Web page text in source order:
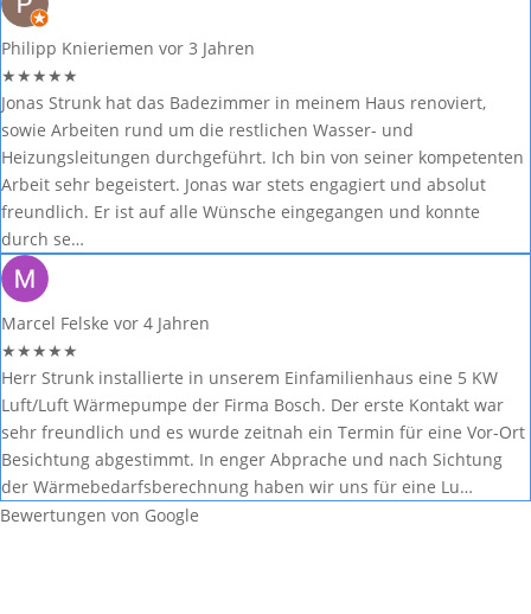
Philipp Knieriemen vor 3 Jahren
★★★★★
Jonas Strunk hat das Badezimmer in meinem Haus renoviert,
sowie Arbeiten rund um die restlichen Wasser- und
Heizungsleitungen durchgeführt. Ich bin von seiner kompetenten
Arbeit sehr begeistert. Jonas war stets engagiert und absolut
freundlich. Er ist auf alle Wünsche eingegangen und konnte
durch se…
Marcel Felske vor 4 Jahren
★★★★★
Herr Strunk installierte in unserem Einfamilienhaus eine 5 KW
Luft/Luft Wärmepumpe der Firma Bosch. Der erste Kontakt war
sehr freundlich und es wurde zeitnah ein Termin für eine Vor-Ort
Besichtung abgestimmt. In enger Abprache und nach Sichtung
der Wärmebedarfsberechnung haben wir uns für eine Lu…
Bewertungen von Google